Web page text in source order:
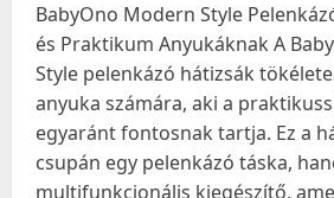
BabyOno Modern Style
és Praktikum Anyukáknak A
Style pelenkázó hátizsák
anyuka számára, aki a
egyaránt fontosnak tartja. Ez a
csupán egy pelenkázó táska,
multifunkcionális kiegészítő,